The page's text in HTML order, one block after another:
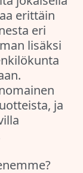
erittäin
eri
lisäksi
ja